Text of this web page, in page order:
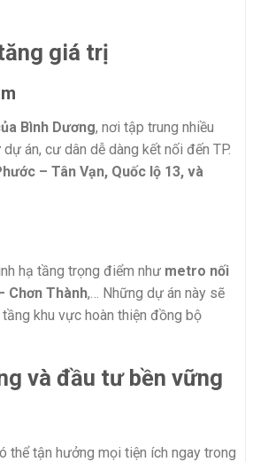
giá trị
Bình Dương, nơi tập trung nhiều
án, cư dân dễ dàng kết nối đến TP.
– Tân Vạn, Quốc lộ 13, và
hạ tầng trọng điểm như metro nối
Chơn Thành,… Những dự án này sẽ
khu vực hoàn thiện đồng bộ
và đầu tư bền vững
thể tận hưởng mọi tiện ích ngay trong